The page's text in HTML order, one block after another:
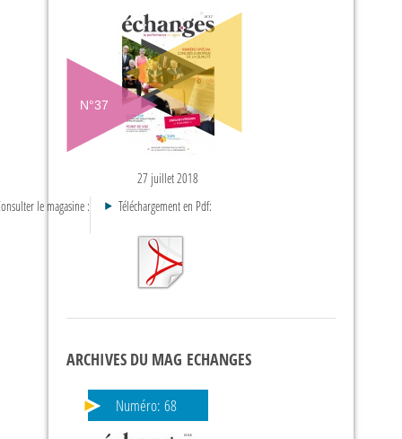
N°37
27 juillet 2018
le magasine :
Téléchargement en Pdf:
ARCHIVES DU MAG ECHANGES
Numéro: 68